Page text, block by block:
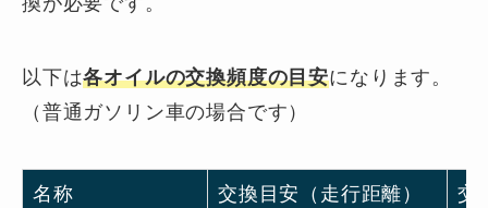
以下は各オイルの交換頻度の目安になります。
（普通ガソリン車の場合です）
名称 交換目安（走行距離） 交